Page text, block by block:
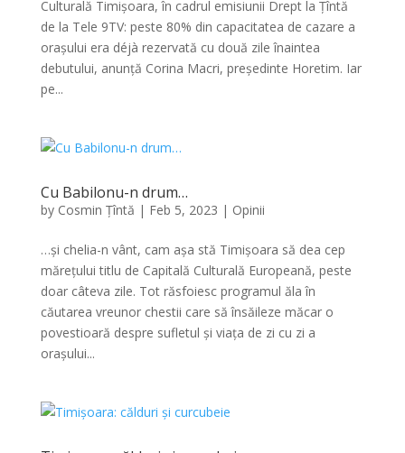
Culturală Timișoara, în cadrul emisiunii Drept la Țîntă
de la Tele 9TV: peste 80% din capacitatea de cazare a
orașului era déjà rezervată cu două zile înaintea
debutului, anunță Corina Macri, președinte Horetim. Iar
pe...
Cu Babilonu-n drum…
by Cosmin Țîntă | Feb 5, 2023 | Opinii
…și chelia-n vânt, cam așa stă Timișoara să dea cep
mărețului titlu de Capitală Culturală Europeană, peste
doar câteva zile. Tot răsfoiesc programul ăla în
căutarea vreunor chestii care să însăileze măcar o
povestioară despre sufletul și viața de zi cu zi a
orașului...